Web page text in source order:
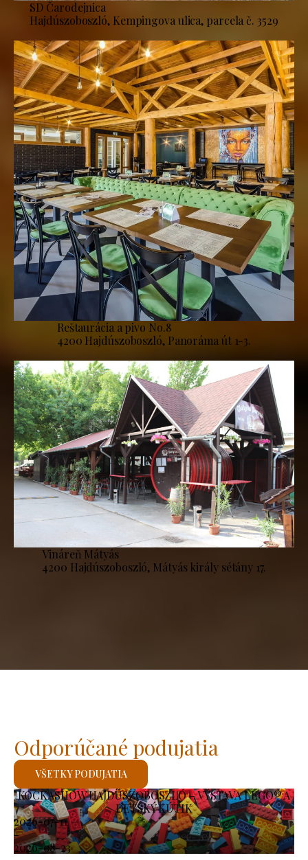
SD Čarodejnica
Hajdúszoboszló, Kempingova ulica, parcela č. 3529
Reštaurácia a pivo No.8
4200 Hajdúszoboszló, Panoráma út 1-3.
Vináreň Mátyás
4200 Hajdúszoboszló, Mátyás király sétány 17.
KOCKASHOW HAJDÚSZOBOSZLÓ – VÝSTAVA LEGO® A
DETSKÝ KÚTIK
2026-07-11
-
2026-08-23
Odporúčané podujatia
VŠETKY PODUJATIA